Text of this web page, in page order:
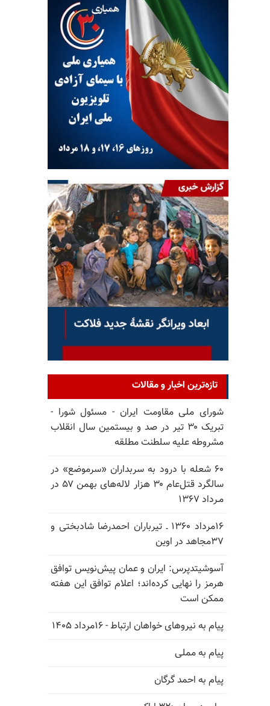
تازه‌ترین اخبار و مقالات
شورای ملی مقاومت ایران - مسئول شورا -
تبریک ۳۰ تیر در صد و بیستمین سال انقلاب
مشروطه علیه سلطنت مطلقه
۶۰ شعله با درود به سربداران «سرموضع» در
سالگرد قتل‌عام ۳۰ هزار لاله‌های بهمن ۵۷ در
مـرداد ۱۳۶۷
۱۶مرداد ۱۳۶۰ ـ تیرباران احمدرضا شادبختی و
۳۷مجاهد در اوین
آسوشیتدپرس: ایران و عمان پیش‌نویس توافق
هرمز را نهایی کرده‌اند؛ اعلام توافق این هفته
ممکن است
پیام به نیروهای خواهان ارتباط - ۱۶مرداد ۱۴۰۵
پیام به مملی
پیام به احمد گرگان